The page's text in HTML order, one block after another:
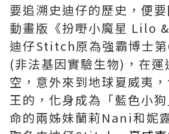
要追溯史迪仔的歷史，便
動畫版《扮嘢小魔星 Lilo
迪仔Stitch原為強霸博士
(非法基因實驗生物)，在運
空，意外來到地球夏威夷
王的，化身成為「藍色小
命的兩姊妹蘭莉Nani和妮